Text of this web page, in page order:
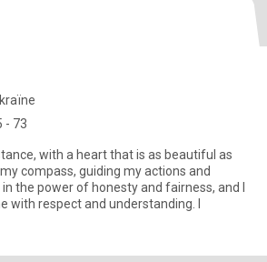
- 73
with a heart that is as beautiful as
compass, guiding my actions and
the power of honesty and fairness, and I
with respect and understanding. I